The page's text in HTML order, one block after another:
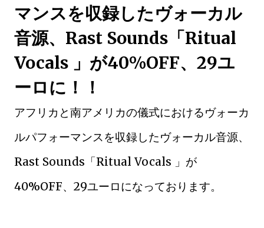
マンスを収録したヴォーカル
音源、Rast Sounds「Ritual
Vocals 」が40%OFF、29ユ
ーロに！！
アフリカと南アメリカの儀式におけるヴォーカ
ルパフォーマンスを収録したヴォーカル音源、
Rast Sounds「Ritual Vocals 」が
40%OFF、29ユーロになっております。